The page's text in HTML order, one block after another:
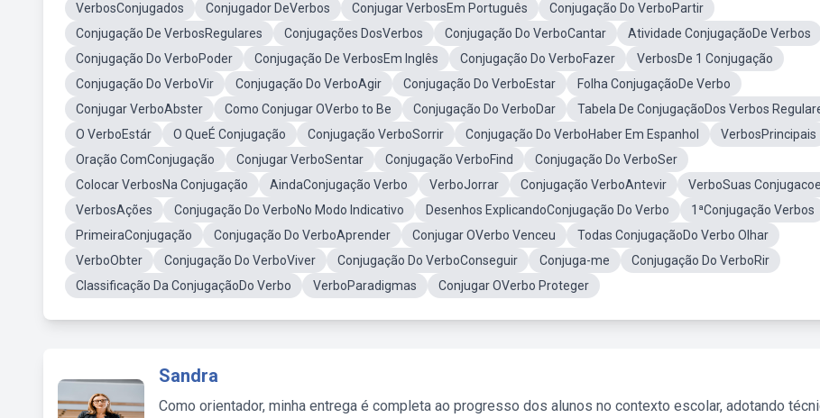
VerbosConjugados Conjugador DeVerbos Conjugar VerbosEm Português
Conjugação Do VerboPartir
Conjugação De VerbosRegulares
Conjugações DosVerbos Conjugação Do VerboCantar
Atividade ConjugaçãoDe Verbos
Conjugação Do VerboPoder
Conjugação De VerbosEm Inglês Conjugação Do VerboFazer
VerbosDe 1 Conjugação
Conjugação Do VerboVir
Conjugação Do VerboAgir Conjugação Do VerboEstar
Folha ConjugaçãoDe Verbo
Conjugar VerboAbster
Como Conjugar OVerbo to Be Conjugação Do VerboDar
Tabela De ConjugaçãoDos Verbos
O VerboEstár
O QueÉ Conjugação Conjugação VerboSorrir Conjugação Do VerboHaber Em Espanhol
VerbosPrincipais
Oração ComConjugação
Conjugar VerboSentar Conjugação VerboFind
Conjugação Do VerboSer
Colocar VerbosNa Conjugação
AindaConjugação Verbo VerboJorrar Conjugação VerboAntevir
VerboSuas
VerbosAções
Conjugação Do VerboNo Modo Indicativo Desenhos ExplicandoConjugação Do Verbo
1ªConjugação Verbos
PrimeiraConjugação
Conjugação Do VerboAprender Conjugar OVerbo Venceu
Todas ConjugaçãoDo Verbo Olhar
VerboObter
Conjugação Do VerboViver Conjugação Do VerboConseguir Conjuga-me
Conjugação Do VerboRir
Classificação Da ConjugaçãoDo Verbo
VerboParadigmas Conjugar OVerbo Proteger
Sandra
Como orientador, minha entrega é completa ao progresso dos alunos no contexto escolar, adotando